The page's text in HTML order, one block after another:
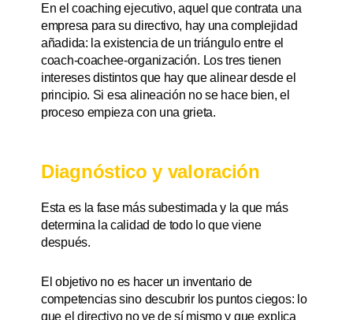
En el coaching ejecutivo, aquel que contrata una
empresa para su directivo, hay una complejidad
añadida: la existencia de un triángulo entre el
coach-coachee-organización. Los tres tienen
intereses distintos que hay que alinear desde el
principio. Si esa alineación no se hace bien, el
proceso empieza con una grieta.
Diagnóstico y valoración
Esta es la fase más subestimada y la que más
determina la calidad de todo lo que viene
después.
El objetivo no es hacer un inventario de
competencias sino descubrir los puntos ciegos: lo
que el directivo no ve de sí mismo y que explica